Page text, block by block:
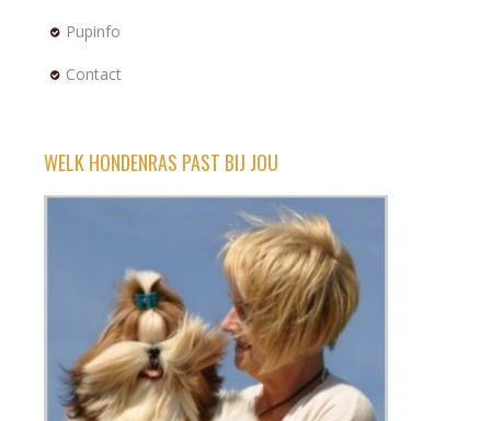
Pupinfo
Contact
WELK HONDENRAS PAST BIJ JOU